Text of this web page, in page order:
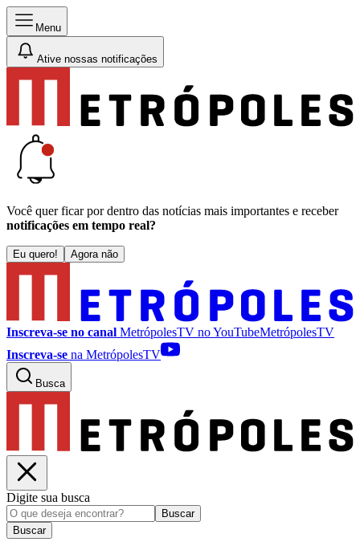
Menu
Ative nossas notificações
Você quer ficar por dentro das notícias mais importantes e receber
notificações em tempo real?
Eu quero! Agora não
Inscreva-se no canal MetrópolesTV noYouTubeMetrópolesTV
Inscreva-se na MetrópolesTV
Busca
Digite sua busca
Buscar
Buscar